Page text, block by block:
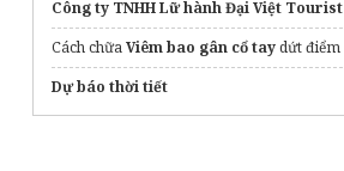
Công ty TNHH Lữ hành Đại Việt Tourist
Cách chữaViêm bao gân cổ taydứt điểm
Dự báo thời tiết